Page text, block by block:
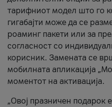
тарифниот модел што го
гигабајти може да се
роаминг пакети или за
согласност со
корисник. Замената се
мобилната апликација
моментот на активација.
„Овој празничен подарок